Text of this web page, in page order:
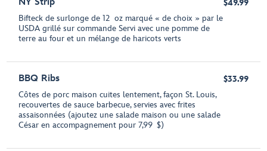
Bifteck de surlonge de 12 oz marqué « de choix » par le
USDA grillé sur commande Servi avec une pomme de
terre au four et un mélange de haricots verts
$49.99
BBQ Ribs
Côtes de porc maison cuites lentement, façon St. Louis,
recouvertes de sauce barbecue, servies avec frites
assaisonnées (ajoutez une salade maison ou une salade
César en accompagnement pour 7,99 $)
$33.99